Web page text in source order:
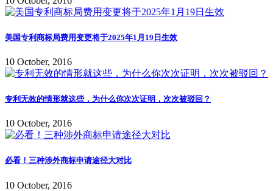
美国专利商标局费用变更将于2025年1月19日生效
10 October, 2016
专利无效的情形就这些，为什么你次次证明，次次被驳回？
10 October, 2016
必看！三种涉外商标申请途径大对比
10 October, 2016